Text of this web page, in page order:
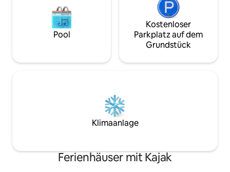
Pool
Kostenloser
Parkplatz auf dem
Grundstück
Klimaanlage
Ferienhäuser mit Kajak